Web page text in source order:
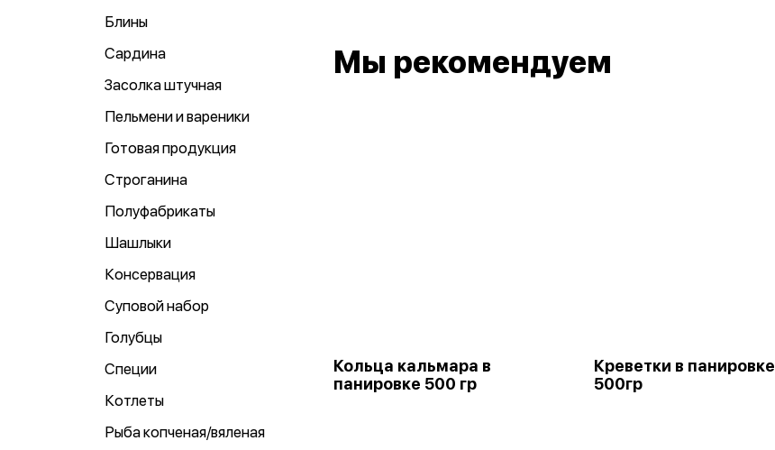
Блины
Сардина
Засолка штучная
Пельмени и вареники
Готовая продукция
Строганина
Полуфабрикаты
Шашлыки
Консервация
Суповой набор
Голубцы
Специи
Котлеты
Рыба копченая/вяленая
Мы рекомендуем
Кольца кальмара в
панировке 500 гр
Креветки в панировке
500гр